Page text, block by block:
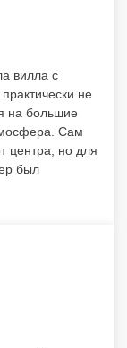
вилла с
не
на большие
Сам
центра, но для
был